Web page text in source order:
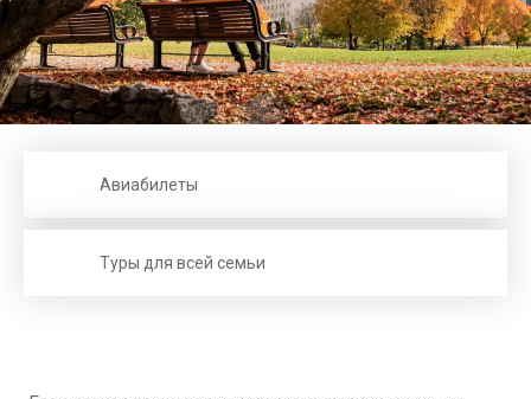
Авиабилеты
Туры для всей семьи